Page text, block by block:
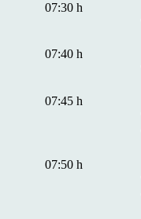
07:30 h
07:40 h
07:45 h
07:50 h